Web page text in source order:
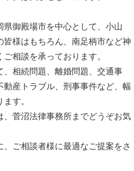
御殿場市を中心として、小山
皆様はもちろん、南足柄市など神
相談を承っております。
、相続問題、離婚問題、交通事
動産トラブル、刑事事件など、幅
す。
、菅沼法律事務所までどうぞお気
ご相談者様に最適なご提案をさ